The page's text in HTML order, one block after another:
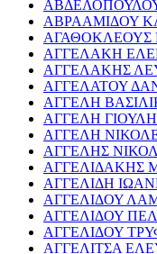
ΑΒΡΑΑΜΙΔΟΥ
ΑΓΑΘΟΚΛΕΟΥΣ
ΑΓΓΕΛΑΚΗ
ΑΓΓΕΛΑΚΗΣ
ΑΓΓΕΛΑΤΟΥ
ΑΓΓΕΛΗ
ΑΓΓΕΛΗ ΓΙΟΥΛΗ
ΑΓΓΕΛΗ
ΑΓΓΕΛΗΣ
ΑΓΓΕΛΙΔΑΚΗΣ
ΑΓΓΕΛΙΔΗ
ΑΓΓΕΛΙΔΟΥ
ΑΓΓΕΛΙΔΟΥ
ΑΓΓΕΛΙΔΟΥ
ΑΓΓΕΛΙΤΣΑ